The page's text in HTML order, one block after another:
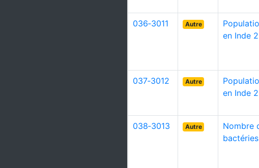
036‑3011 Autre
en Inde 2
037‑3012 Autre
en Inde 2
038‑3013 Autre
Nombre
bactéries